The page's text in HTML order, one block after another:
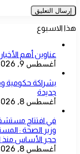
هذا الاسبوع
عناوين أهم الأخبار اليوم
أغسطس 9, 2026
بشراكة حكومية
جديدة
أغسطس 8, 2026
في افتتاح
وزير الصحة :
حجر الأساس منذ
أغسطس 8, 2026